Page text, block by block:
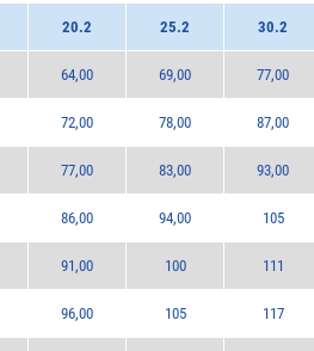
20.2 25.2 30.2
64,00 69,00 77,00
72,00 78,00 87,00
77,00 83,00 93,00
86,00 94,00 105
91,00 100 111
96,00 105 117